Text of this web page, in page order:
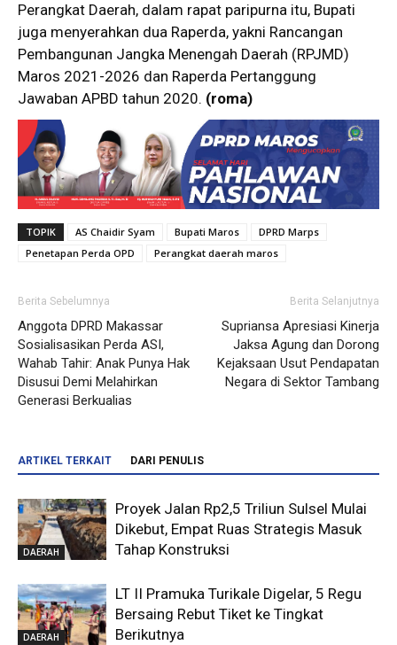
Perangkat Daerah, dalam rapat paripurna itu, Bupati
juga menyerahkan dua Raperda, yakni Rancangan
Pembangunan Jangka Menengah Daerah (RPJMD)
Maros 2021-2026 dan Raperda Pertanggung
Jawaban APBD tahun 2020. (roma)
TOPIK AS Chaidir Syam Bupati Maros
DPRD Marps
Penetapan Perda OPD
Perangkat daerah maros
Berita Sebelumnya
Anggota DPRD Makassar
Sosialisasikan Perda ASI,
Wahab Tahir: Anak Punya Hak
Disusui Demi Melahirkan
Generasi Berkualias
Berita Selanjutnya
Supriansa Apresiasi Kinerja
Jaksa Agung dan Dorong
Kejaksaan Usut Pendapatan
Negara di Sektor Tambang
ARTIKEL TERKAIT DARI PENULIS
DAERAH
Proyek Jalan Rp2,5 Triliun Sulsel Mulai
Dikebut, Empat Ruas Strategis Masuk
Tahap Konstruksi
DAERAH
LT II Pramuka Turikale Digelar, 5 Regu
Bersaing Rebut Tiket ke Tingkat
Berikutnya